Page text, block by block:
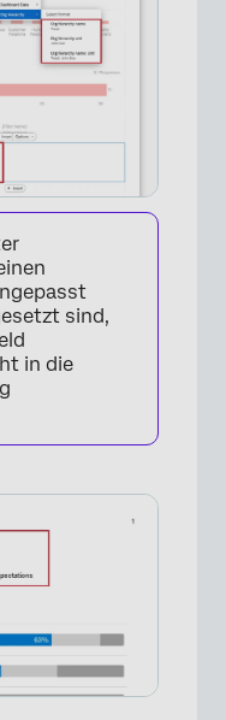
×
sind,
in die